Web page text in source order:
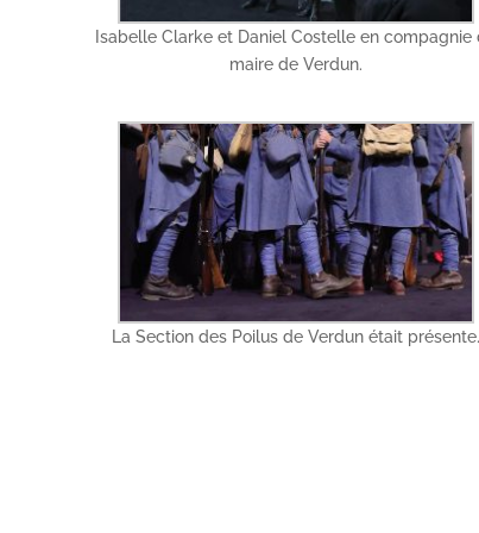
Isabelle Clarke et Daniel Costelle en compagnie
maire de Verdun.
La Section des Poilus de Verdun était